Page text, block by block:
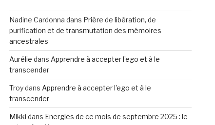
Nadine Cardonna dans Prière de libération, de
purification et de transmutation des mémoires
ancestrales
Aurélie dans Apprendre à accepter l’ego et à le
transcender
Troydans Apprendre à accepter l’ego et à le
transcender
Mikki dans Energies de ce mois de septembre 2025 : le